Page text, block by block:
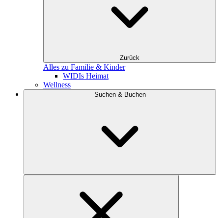
Zurück
Alles zu Familie & Kinder
WIDIs Heimat
Wellness
Suchen & Buchen